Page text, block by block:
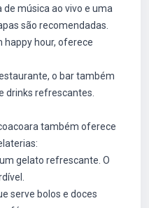
música ao vivo e uma
são recomendadas.
happy hour, oferece
o bar também
drinks refrescantes.
também oferece
gelato refrescante. O
serve bolos e doces